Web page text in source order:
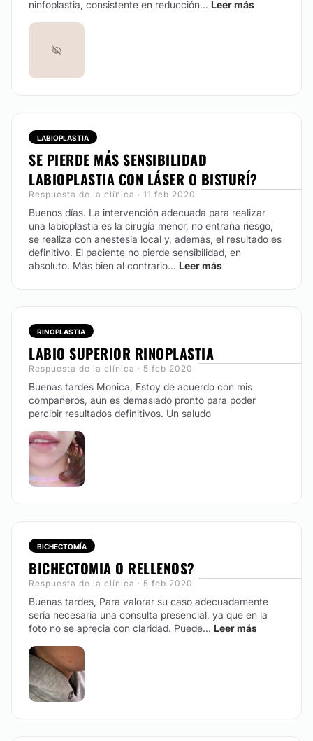
ninfoplastia, consistente en reducción... Leer más
LABIOPLASTIA
SE PIERDE MÁS SENSIBILIDAD
LABIOPLASTIA CON LÁSER O BISTURÍ?
Respuesta de la clínica · 11 feb 2020
Buenos días. La intervención adecuada para realizar
una labioplastia es la cirugía menor, no entraña riesgo,
se realiza con anestesia local y, además, el resultado es
definitivo. El paciente no pierde sensibilidad, en
absoluto. Más bien al contrario... Leer más
RINOPLASTIA
LABIO SUPERIOR RINOPLASTIA
Respuesta de la clínica · 5 feb 2020
Buenas tardes Monica, Estoy de acuerdo con mis
compañeros, aún es demasiado pronto para poder
percibir resultados definitivos. Un saludo
BICHECTOMÍA
BICHECTOMIA O RELLENOS?
Respuesta de la clínica · 5 feb 2020
Buenas tardes, Para valorar su caso adecuadamente
sería necesaria una consulta presencial, ya que en la
foto no se aprecia con claridad. Puede... Leer más